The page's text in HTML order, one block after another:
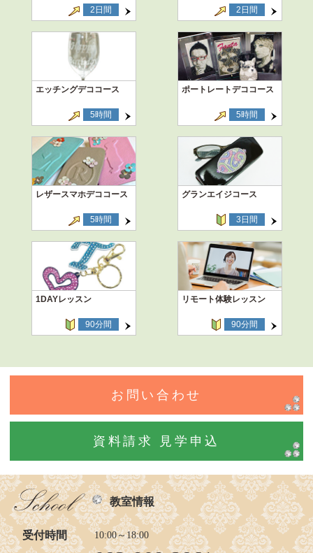
2日間
2日間
エッチングデココース
5時間
ポートレートデココース
5時間
レザースマホデココース
5時間
グランエイジコース
3日間
1DAYレッスン
90分間
リモート体験レッスン
90分間
お問い合わせ
資料請求 見学申込
教室情報
受付時間 10:00～18:00